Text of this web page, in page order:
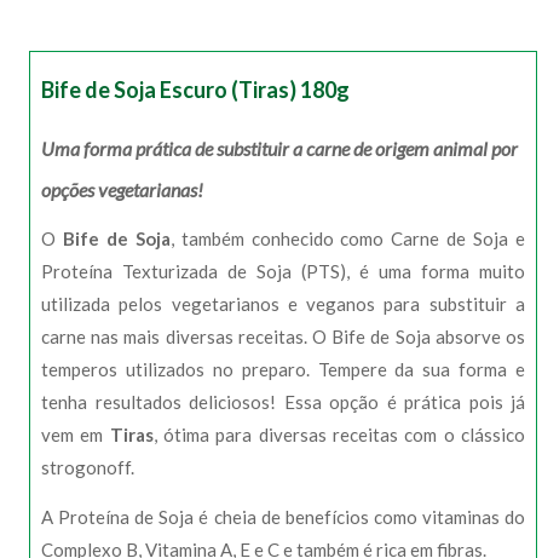
Bife de Soja Escuro (Tiras) 180g
Uma forma prática de substituir a carne de origem animal por
opções vegetarianas!
O Bife de Soja , também conhecido como Carne de Soja e
Proteína Texturizada de Soja (PTS), é uma forma muito
utilizada pelos vegetarianos e veganos para substituir a
carne nas mais diversas receitas. O Bife de Soja absorve os
temperos utilizados no preparo. Tempere da sua forma e
tenha resultados deliciosos! Essa opção é prática pois já
vem em Tiras, ótima para diversas receitas com o clássico
strogonoff.
A Proteína de Soja é cheia de benefícios como vitaminas do
Complexo B, Vitamina A, E e C e também é rica em fibras.